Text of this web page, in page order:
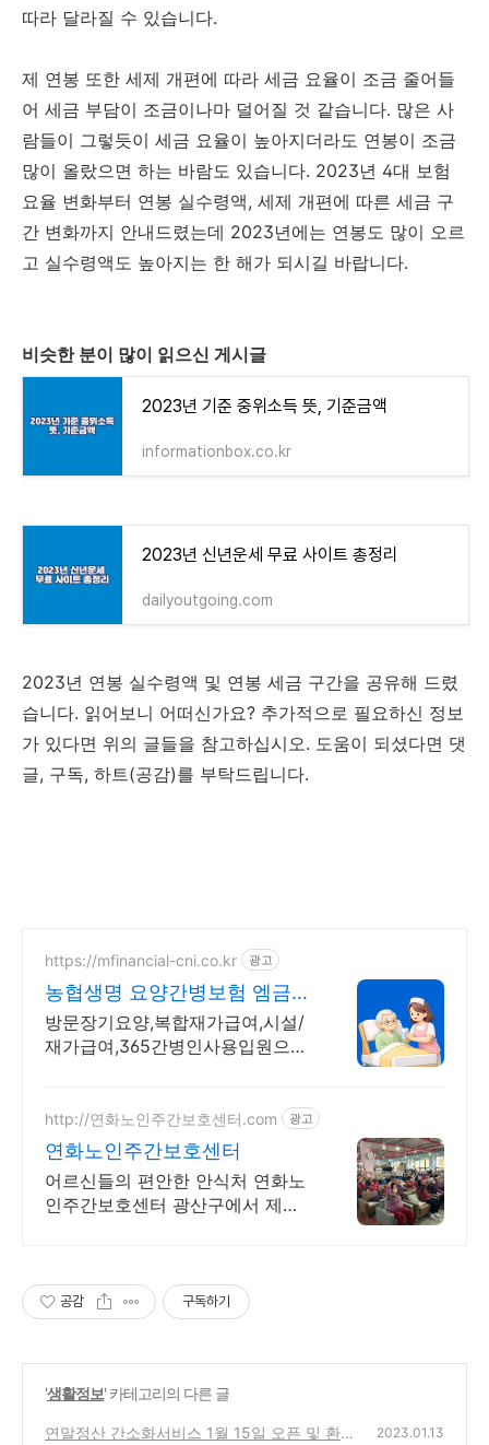
따라 달라질 수 있습니다.
제 연봉 또한 세제 개편에 따라 세금 요율이 조금 줄어들
어 세금 부담이 조금이나마 덜어질 것 같습니다. 많은 사
람들이 그렇듯이 세금 요율이 높아지더라도 연봉이 조금
많이 올랐으면 하는 바람도 있습니다. 2023년 4대 보험
요율 변화부터 연봉 실수령액, 세제 개편에 따른 세금 구
간 변화까지 안내드렸는데 2023년에는 연봉도 많이 오르
고 실수령액도 높아지는 한 해가 되시길 바랍니다.
비슷한 분이 많이 읽으신 게시글
2023년 기준 중위소득 뜻, 기준금액
informationbox.co.kr
2023년 신년운세 무료 사이트 총정리
dailyoutgoing.com
2023년 연봉 실수령액 및 연봉 세금 구간을 공유해 드렸
습니다. 읽어보니 어떠신가요? 추가적으로 필요하신 정보
가 있다면 위의 글들을 참고하십시오. 도움이 되셨다면 댓
글, 구독, 하트(공감)를 부탁드립니다.
https://mfinancial-cni.co.kr 광고
농협생명 요양간병보험 엠금융
NH올원더풀간병안심요양보험
방문장기요양,복합재가급여,시설/
재가급여,365간병인사용입원으로
http://연화노인주간보호센터.com 광고
연화노인주간보호센터
어르신들의 편안한 안식처 연화노
인주간보호센터 광산구에서 제일
공감 구독하기
'생활정보' 카테고리의 다른 글
연말정산 간소화서비스 1월 15일 오픈 및 환급
2023.01.13